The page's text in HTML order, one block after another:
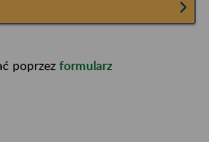
poprzez formularz